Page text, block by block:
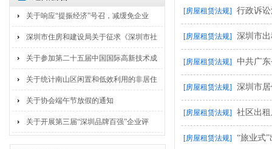
关于响应“提振经济”号召，减缓免企业
深圳市住房和建设局关于征求《深圳市社
关于参加第二十五届中国国际高新技术成
关于统计南山区闲置和低效利用的非居住
关于协会端午节放假的通知
关于开展第三届“深圳品牌百强”企业评
[房屋租赁法规] 行政诉
[房屋租赁法规] 深圳市
[房屋租赁法规] 中共广
[房屋租赁法规] 深圳市
[房屋租赁法规] 社区出
[房屋租赁法规] “旅业式